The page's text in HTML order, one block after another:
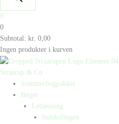
0
0
Subtotal: kr. 0,00
Ingen produkter i kurven
Straarup & Co
Sommerbogpakker
Bøger
Letlæsning
Indskolingen